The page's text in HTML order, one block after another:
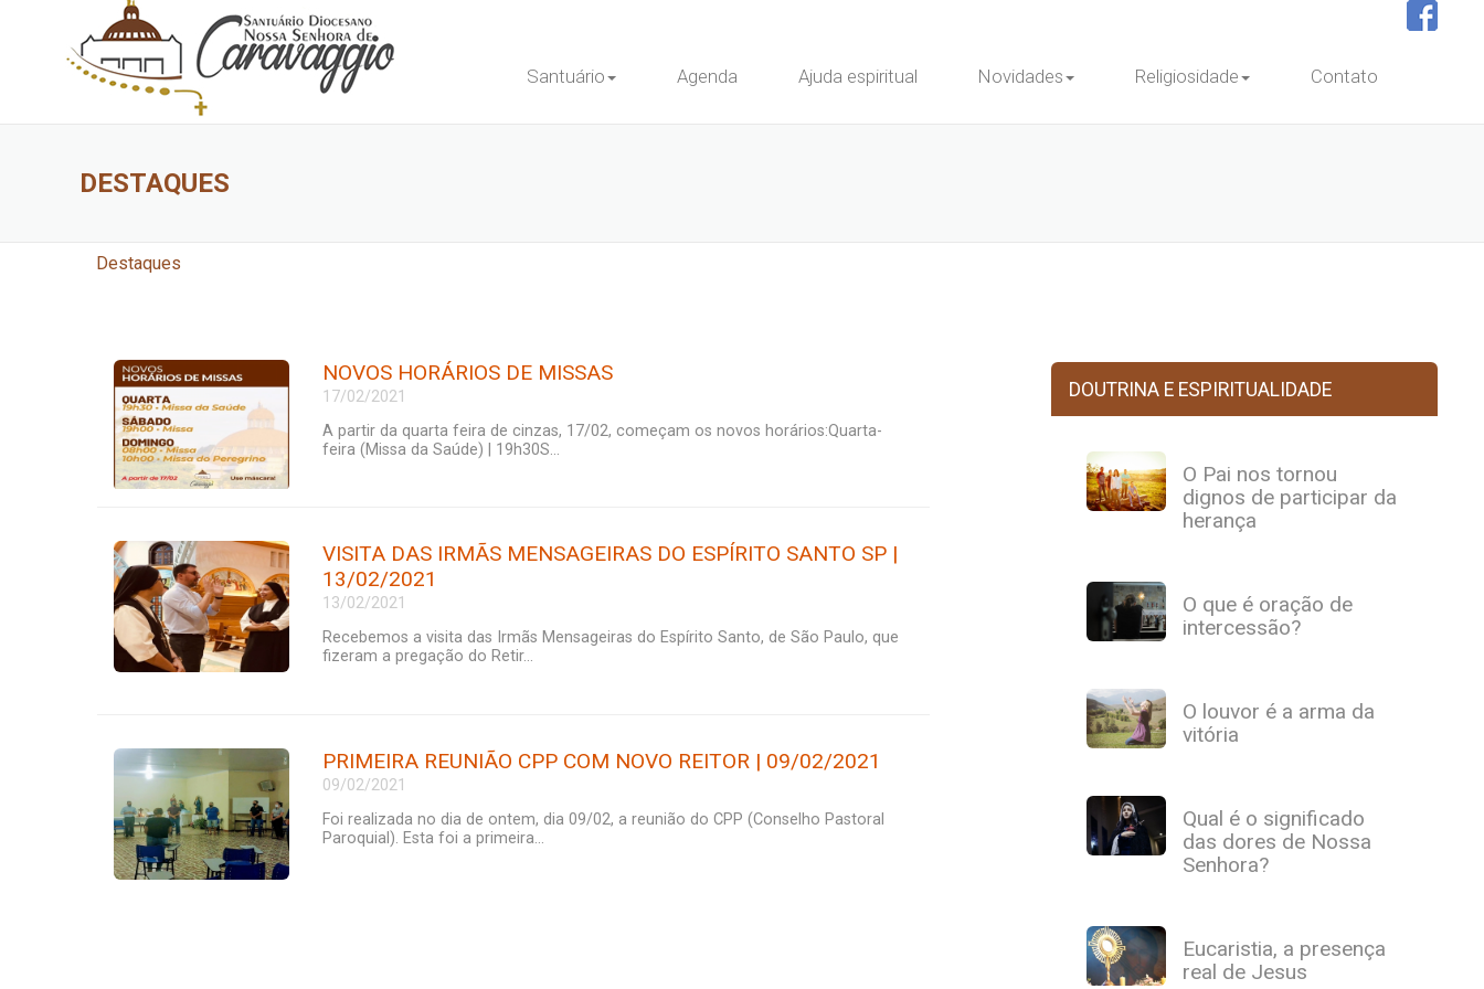
Santuário Agenda Ajuda espiritual Novidades Religiosidade Contato
DESTAQUES
Destaques
NOVOS HORÁRIOS DE MISSAS
17/02/2021
A partir da quarta feira de cinzas, 17/02, começam os novos horários:Quarta-
feira (Missa da Saúde) | 19h30S...
VISITA DAS IRMÃS MENSAGEIRAS DO ESPÍRITO SANTO SP |
13/02/2021
13/02/2021
Recebemos a visita das Irmãs Mensageiras do Espírito Santo, de São Paulo, que
fizeram a pregação do Retir...
PRIMEIRA REUNIÃO CPP COM NOVO REITOR | 09/02/2021
09/02/2021
Foi realizada no dia de ontem, dia 09/02, a reunião do CPP (Conselho Pastoral
Paroquial). Esta foi a primeira...
DOUTRINA E ESPIRITUALIDADE
O Pai nos tornou
dignos de participar da
herança
O que é oração de
intercessão?
O louvor é a arma da
vitória
Qual é o significado
das dores de Nossa
Senhora?
Eucaristia, a presença
real de Jesus